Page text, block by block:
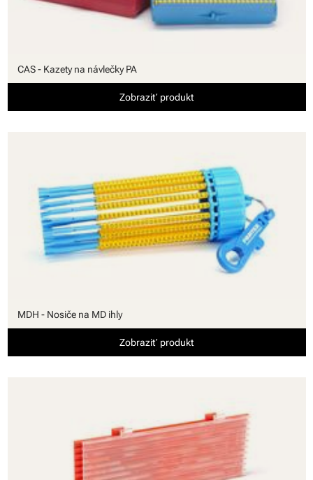
CAS - Kazety na návlečky PA
Zobraziť produkt
MDH - Nosiče na MD ihly
Zobraziť produkt